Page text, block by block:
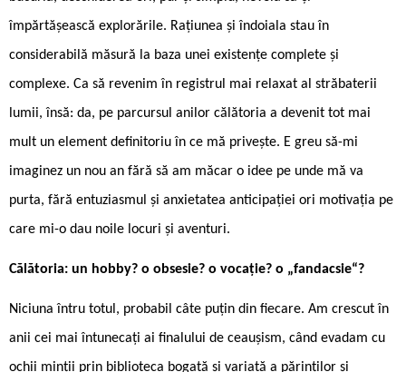
împărtășească explorările. Rațiunea și îndoiala stau în
considerabilă măsură la baza unei existențe complete și
complexe. Ca să revenim în registrul mai relaxat al străbaterii
lumii, însă: da, pe parcursul anilor călătoria a devenit tot mai
mult un element definitoriu în ce mă privește. E greu să-mi
imaginez un nou an fără să am măcar o idee pe unde mă va
purta, fără entuziasmul și anxietatea anticipației ori motivația pe
care mi-o dau noile locuri și aventuri.
Călătoria: un hobby? o obsesie? o vocație? o „fandacsie“?
Niciuna întru totul, probabil câte puțin din fiecare. Am crescut în
anii cei mai întunecați ai finalului de ceaușism, când evadam cu
ochii minții prin biblioteca bogată și variată a părinților și